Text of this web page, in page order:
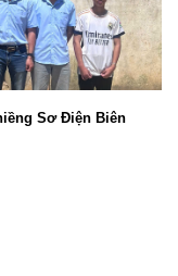
Sơ Điện Biên